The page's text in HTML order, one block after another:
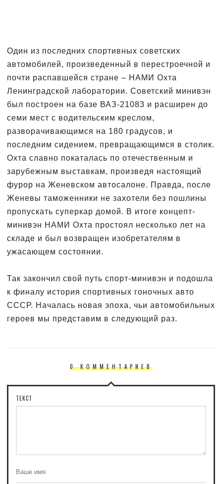
Один из последних спортивных советских
автомобилей, произведенный в перестроечной и
почти распавшейся стране – НАМИ Охта
Ленинградской лаборатории. Советский минивэн
был построен на базе ВАЗ-21083 и расширен до
семи мест с водительским креслом,
разворачивающимся на 180 градусов, и
последним сидением, превращающимся в столик.
Охта славно покаталась по отечественным и
зарубежным выставкам, произведя настоящий
фурор на Женевском автосалоне. Правда, после
Женевы таможенники не захотели без пошлины
пропускать суперкар домой. В итоге концепт-
минивэн НАМИ Охта простоял несколько лет на
складе и был возвращен изобретателям в
ужасающем состоянии.
Так закончил свой путь спорт-минивэн и подошла
к финалу история спортивных гоночных авто
СССР. Началась новая эпоха, чьи автомобильных
героев мы представим в следующий раз.
0 КОММЕНТАРИЕВ
ТЕКСТ